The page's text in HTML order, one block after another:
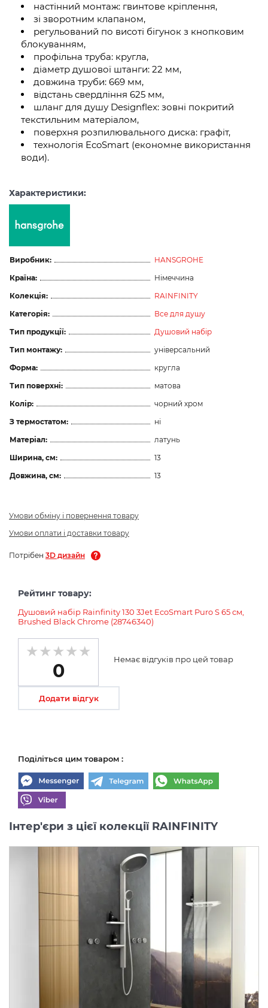
настінний монтаж: гвинтове кріплення,
зі зворотним клапаном,
регульований по висоті бігунок з кнопковим
блокуванням,
профільна труба: кругла,
діаметр душової штанги: 22 мм,
довжина труби: 669 мм,
відстань свердління 625 мм,
шланг для душу Designflex: зовні покритий
текстильним матеріалом,
поверхня розпилювального диска: графіт,
технологія EcoSmart (економне використання
води).
Характеристики:
Виробник:
HANSGROHE
Країна:
Німеччина
Колекція:
RAINFINITY
Категорія:
Все для душу
Тип продукції:
Душовий набір
Тип монтажу:
універсальний
Форма:
кругла
Тип поверхні:
матова
Колір:
чорний хром
З термостатом:
ні
Матеріал:
латунь
Ширина, см:
13
Довжина, см:
13
Умови обміну і повернення товару
Умови оплати і доставки товару
Потрібен 3D дизайн
Рейтинг товару:
Душовий набір Rainfinity 130 3Jet EcoSmart Puro S 65 см,
Brushed Black Chrome (28746340)
0
Немає відгуків про цей товар
Додати відгук
Поділіться цим товаром :
Інтер'єри з цієї колекції RAINFINITY